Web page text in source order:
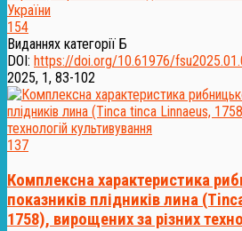
154
Виданнях категорії Б
DOI: https://doi.org/10.61976/
2025, 1, 83-102
137
Комплексна характеристика
показників плідників лина
1758), вирощених за різних